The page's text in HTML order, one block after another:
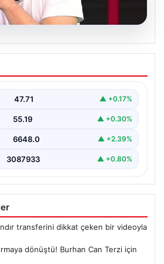
dönüştü!
için harekete geçildi
47.71 ▲ +0.17%
55.19 ▲ +0.30%
6648.0 ▲ +2.39%
3087933 ▲ +0.80%
transferini dikkat çeken bir videoyla
dönüştü! Burhan Can Terzi için